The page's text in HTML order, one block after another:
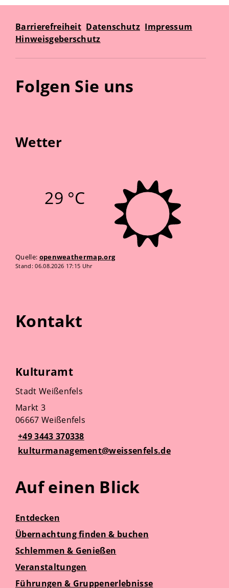
Barrierefreiheit Datenschutz Impressum
Hinweisgeberschutz
Folgen Sie uns
Wetter
29 °C
Quelle: openweathermap.org
Stand: 06.08.2026 17:15 Uhr
Kontakt
Kulturamt
Stadt Weißenfels
Markt 3
06667 Weißenfels
+49 3443 370338
kulturmanagement@weissenfels.de
Auf einen Blick
Entdecken
Übernachtung finden & buchen
Schlemmen & Genießen
Veranstaltungen
Führungen & Gruppenerlebnisse